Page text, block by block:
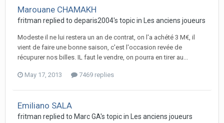
Marouane CHAMAKH
fritman replied to deparis2004's topic in Les anciens joueurs
Modeste il ne lui restera un an de contrat, on l'a achété 3 M€, il
vient de faire une bonne saison, c'est l'occasion revée de
récupurer nos billes. IL faut le vendre, on pourra en tirer au...
May 17, 2013 7469 replies
Emiliano SALA
fritman replied to Marc GA's topic in Les anciens joueurs